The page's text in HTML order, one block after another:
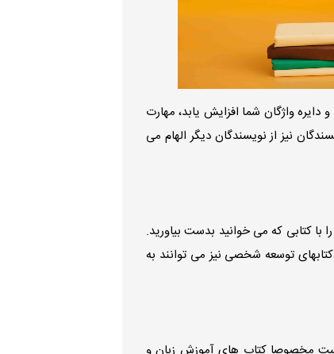
واژگان شما افزایش یابد، مهارت
نیز از نويسندگان ديگر الهام می
کتابی که می خوانید بدست بیاورید.
توسعه شخصی نیز می توانند به